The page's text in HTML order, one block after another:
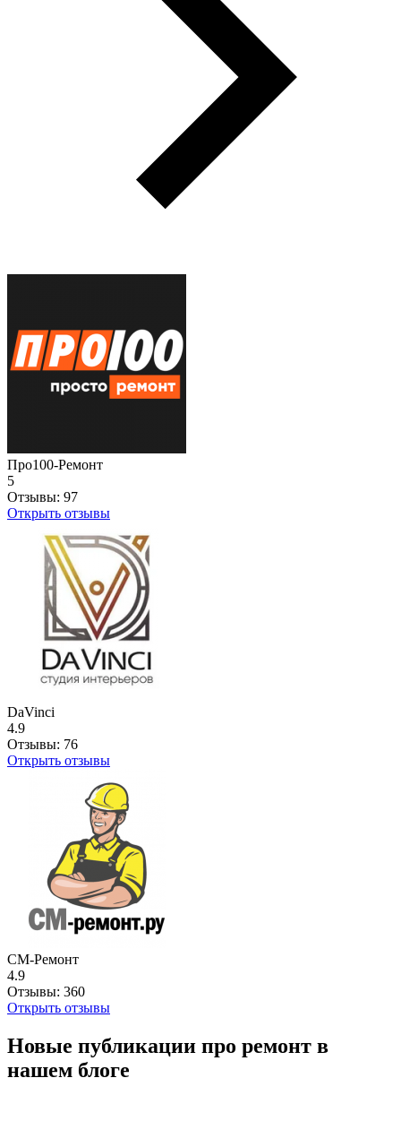
Про100-Ремонт
5
Отзывы: 97
Открыть отзывы
DaVinci
4.9
Отзывы: 76
Открыть отзывы
СМ-Ремонт
4.9
Отзывы: 360
Открыть отзывы
Новые публикации про ремонт в
нашем блоге